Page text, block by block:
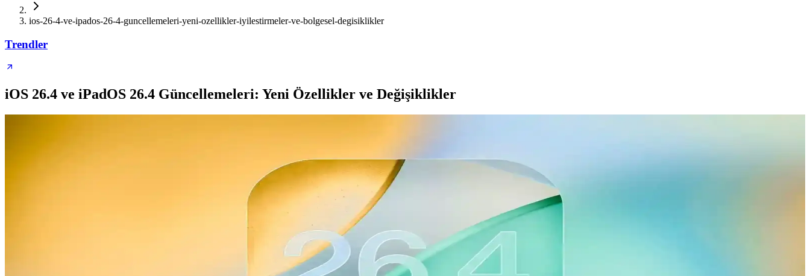
ios-26-4-ve-ipados-26-4-guncellemeleri-yeni-ozellikler-iyilestirmeler-ve-bolgesel-degisiklikler
Trendler
iOS 26.4 ve iPadOS 26.4 Güncellemeleri: Yeni Özellikler ve Değişiklikler